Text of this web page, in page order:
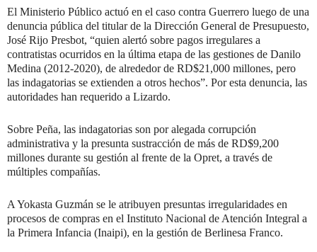
El Ministerio Público actuó en el caso contra Guerrero luego de una
denuncia pública del titular de la Dirección General de Presupuesto,
José Rijo Presbot, “quien alertó sobre pagos irregulares a
contratistas ocurridos en la última etapa de las gestiones de Danilo
Medina (2012-2020), de alrededor de RD$21,000 millones, pero
las indagatorias se extienden a otros hechos”. Por esta denuncia, las
autoridades han requerido a Lizardo.
Sobre Peña, las indagatorias son por alegada corrupción
administrativa y la presunta sustracción de más de RD$9,200
millones durante su gestión al frente de la Opret, a través de
múltiples compañías.
A Yokasta Guzmán se le atribuyen presuntas irregularidades en
procesos de compras en el Instituto Nacional de Atención Integral a
la Primera Infancia (Inaipi), en la gestión de Berlinesa Franco.